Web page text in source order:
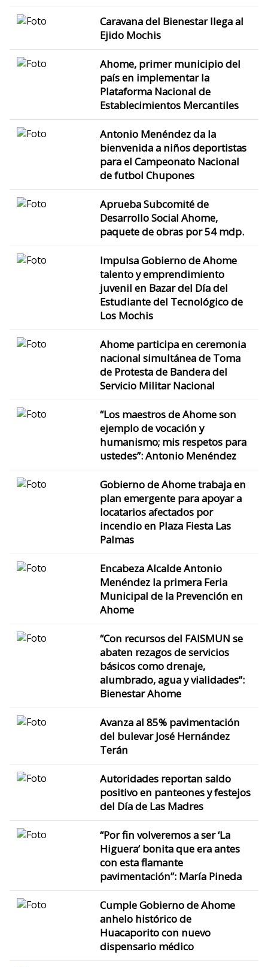
Caravana del Bienestar llega al
Ejido Mochis
Ahome, primer municipio del
país en implementar la
Plataforma Nacional de
Establecimientos Mercantiles
Antonio Menéndez da la
bienvenida a niños deportistas
para el Campeonato Nacional
de futbol Chupones
Aprueba Subcomité de
Desarrollo Social Ahome,
paquete de obras por 54 mdp.
Impulsa Gobierno de Ahome
talento y emprendimiento
juvenil en Bazar del Día del
Estudiante del Tecnológico de
Los Mochis
Ahome participa en ceremonia
nacional simultánea de Toma
de Protesta de Bandera del
Servicio Militar Nacional
“Los maestros de Ahome son
ejemplo de vocación y
humanismo; mis respetos para
ustedes”: Antonio Menéndez
Gobierno de Ahome trabaja en
plan emergente para apoyar a
locatarios afectados por
incendio en Plaza Fiesta Las
Palmas
Encabeza Alcalde Antonio
Menéndez la primera Feria
Municipal de la Prevención en
Ahome
“Con recursos del FAISMUN se
abaten rezagos de servicios
básicos como drenaje,
alumbrado, agua y vialidades”:
Bienestar Ahome
Avanza al 85% pavimentación
del bulevar José Hernández
Terán
Autoridades reportan saldo
positivo en panteones y festejos
del Día de Las Madres
“Por fin volveremos a ser ‘La
Higuera’ bonita que era antes
con esta flamante
pavimentación”: María Pineda
Cumple Gobierno de Ahome
anhelo histórico de
Huacaporito con nuevo
dispensario médico